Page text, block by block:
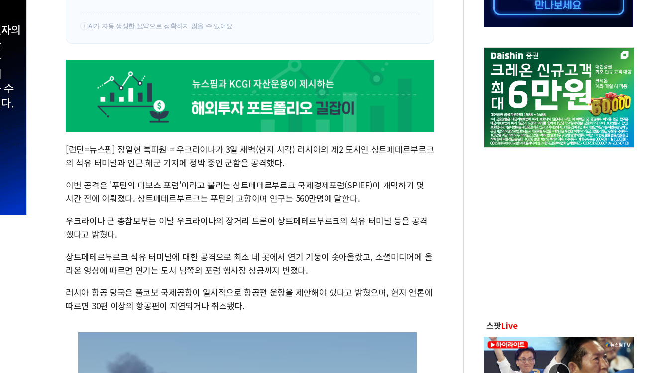
'호우·산사태 주의보' 울진 시간당 30mm 강한 비...호우 피해 없어
! AI가 자동 생성한 요약으로 정확하지 않을 수 있어요.
[런던=뉴스핌] 장일현 특파원 = 우크라이나가 3일 새벽(현지 시각) 러시아의 제2 도시인 상트페테르부르크
의 석유 터미널과 인근 해군 기지에 정박 중인 군함을 공격했다.
이번 공격은 '푸틴의 다보스 포럼'이라고 불리는 상트페테르부르크 국제경제포럼(SPIEF)이 개막하기 몇
시간 전에 이뤄졌다. 상트페테르부르크는 푸틴의 고향이며 인구는 560만명에 달한다.
우크라이나 군 총참모부는 이날 우크라이나의 장거리 드론이 상트페테르부르크의 석유 터미널 등을 공격
했다고 밝혔다.
상트페테르부르크 석유 터미널에 대한 공격으로 최소 네 곳에서 연기 기둥이 솟아올랐고, 소셜미디어에 올
라온 영상에 따르면 연기는 도시 남쪽의 포럼 행사장 상공까지 번졌다.
러시아 항공 당국은 풀코보 국제공항이 일시적으로 항공편 운항을 제한해야 했다고 밝혔으며, 현지 언론에
따르면 30편 이상의 항공편이 지연되거나 취소됐다.
스팟Live